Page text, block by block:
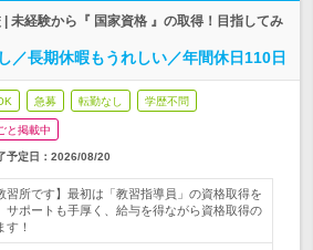
未経験から『 国家資格 』の取得！目指してみ
／長期休暇もうれしい／年間休日110日
急募 転勤なし 学歴不問
と掲載中
予定日： 2026/08/20
習所です】最初は「教習指導員」の資格取得を
サポートも手厚く、給与を得ながら資格取得の
す！